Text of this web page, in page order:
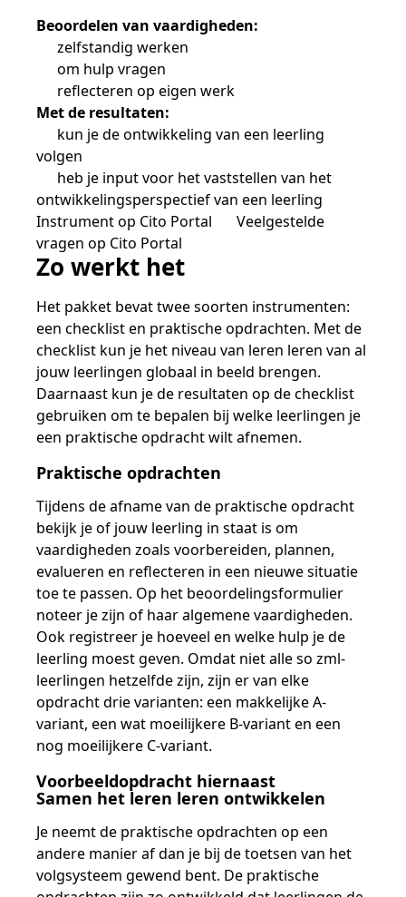
Snel naar
Bestellen
Jaarkalender
Nieuwsbrief Kijk- en luistertoetsen
Snel naar
Ondersteuning
Reken- en taalontwikkeling
Op de hoogte blijven
Training Examencommissie
Aanmelden nieuwsbrief ho
Snel naar
Academische Woordenschattoets
Onze opdrachtgevers
Alfabetisering
Snel naar
Alfa-toetsen Volwassenenonderwijs
Alfa-toetsen ISK
Snel naar
Meer (beroeps)examens
Vakmanschap Warmtepomp
Vakmanschap Zonnestroom
NLQF kwalificatie
Zorg & welzijn
Nienke Elijzen
Kim Hendriks-Cornelissen
Saila Kiriwenno-Dovermann
Peter van den Berg
Wouter Roelofs
Promotieonderzoek
Snel naar
Themadossier basisvaardigheden
Een toets beoordelen
De leeropbrengst van toetsen
Kennisbank Stichting Cito
Toetstechnische begrippenlijst
Werken bij
Docenten gezocht
Zzp-trainers gezocht
Stageopdrachten
Collega's aan het woord
Beoordelen van vaardigheden:
zelfstandig werken
om hulp vragen
reflecteren op eigen werk
Met de resultaten:
kun je de ontwikkeling van een leerling
volgen
heb je input voor het vaststellen van het
ontwikkelingsperspectief van een leerling
Instrument op Cito Portal
Veelgestelde
vragen op Cito Portal
Zo werkt het
Het pakket bevat twee soorten instrumenten:
een checklist en praktische opdrachten. Met de
checklist kun je het niveau van leren leren van al
jouw leerlingen globaal in beeld brengen.
Daarnaast kun je de resultaten op de checklist
gebruiken om te bepalen bij welke leerlingen je
een praktische opdracht wilt afnemen.
Praktische opdrachten
Tijdens de afname van de praktische opdracht
bekijk je of jouw leerling in staat is om
vaardigheden zoals voorbereiden, plannen,
evalueren en reflecteren in een nieuwe situatie
toe te passen. Op het beoordelingsformulier
noteer je zijn of haar algemene vaardigheden.
Ook registreer je hoeveel en welke hulp je de
leerling moest geven. Omdat niet alle so zml-
leerlingen hetzelfde zijn, zijn er van elke
opdracht drie varianten: een makkelijke A-
variant, een wat moeilijkere B-variant en een
nog moeilijkere C-variant.
Voorbeeldopdracht hiernaast
Samen het leren leren ontwikkelen
Je neemt de praktische opdrachten op een
andere manier af dan je bij de toetsen van het
volgsysteem gewend bent. De praktische